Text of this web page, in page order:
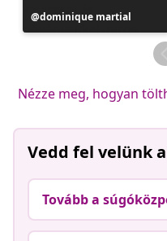
Bejegyzés
közzétevője
dominique martial
Nézze meg, hogyan
Vedd fel velünk
Tovább a